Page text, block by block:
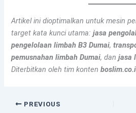
Artikel ini dioptimalkan untuk mesin
target kata kunci utama:jasa
pengelolaan limbah B3 Dumai,
pemusnahan limbah Dumai, danjasa
Diterbitkan oleh tim konten
PREVIOUS